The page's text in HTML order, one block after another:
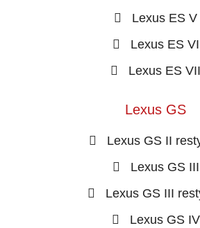
Lexus ES V
Lexus ES VI
Lexus ES VII
Lexus GS
Lexus GS II
Lexus GS III
Lexus GS III
Lexus GS IV